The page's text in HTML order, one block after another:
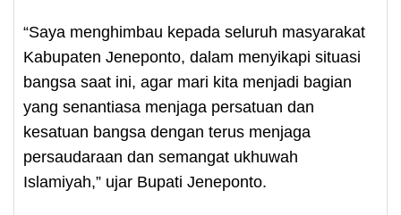
“Saya menghimbau kepada seluruh masyarakat
Kabupaten Jeneponto, dalam menyikapi situasi
bangsa saat ini, agar mari kita menjadi bagian
yang senantiasa menjaga persatuan dan
kesatuan bangsa dengan terus menjaga
persaudaraan dan semangat ukhuwah
Islamiyah,” ujar Bupati Jeneponto.